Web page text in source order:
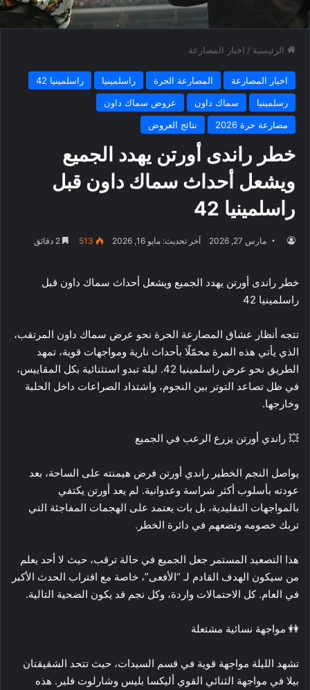
الرئيسية / اخبار المصارعة
اخبار المصارعة المصارعة الحرة راسلمينيا
راسلمينيا 42
رسلمينيا
سماك داون
عروض سماك داون
مصارعة حرة 2026
نتائج العروض
خطر راندى أورتن يهدد الجميع
ويشعل أحداث سماك داون قبل
راسلمينيا 42
مارس 27, 2026 آخر تحديث: مايو 16, 2026 513
خطر راندى أورتن يهدد الجميع ويشعل أحداث سماك داون قبل
راسلمينيا 42
تتجه أنظار عشاق المصارعة الحرة نحو عرض سماك داون المرتقب،
الذي يأتي هذه المرة محمّلًا بأحداث نارية ومواجهات قوية، تمهد
الطريق نحو عرض راسلمينيا 42. ليلة تبدو استثنائية بكل المقاييس،
في ظل تصاعد التوتر بين النجوم، واشتداد الصراعات داخل الحلبة
وخارجها.
💥 راندي أورتن يزرع الرعب في الجميع
يواصل النجم الخطير راندي أورتن فرض هيمنته على الساحة، بعد
عودته بأسلوب أكثر شراسة وعدوانية. لم يعد أورتن يكتفي
بالمواجهات التقليدية، بل بات يعتمد على الهجمات المفاجئة التي
تربك خصومه وتضعهم في دائرة الخطر.
هذا التصعيد المستمر جعل الجميع في حالة ترقب، حيث لا أحد يعلم
من سيكون الهدف القادم لـ “الأفعى”، خاصة مع اقتراب الحدث الأكبر
في العام. كل الاحتمالات واردة، وكل نجم قد يكون الضحية التالية.
👭 مواجهة نسائية مشتعلة
تشهد الليلة مواجهة قوية في قسم السيدات، حيث تتحد الشقيقتان
بيلا في مواجهة الثنائي القوي أليكسا بليس وشارلوت فلير. هذه